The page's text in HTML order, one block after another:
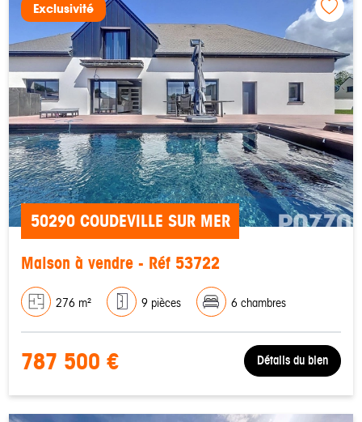
Exclusivité
50290 COUDEVILLE SUR MER
Maison à vendre - Réf 53722
276 m² 9 pièces 6 chambres
787 500 € Détails du bien